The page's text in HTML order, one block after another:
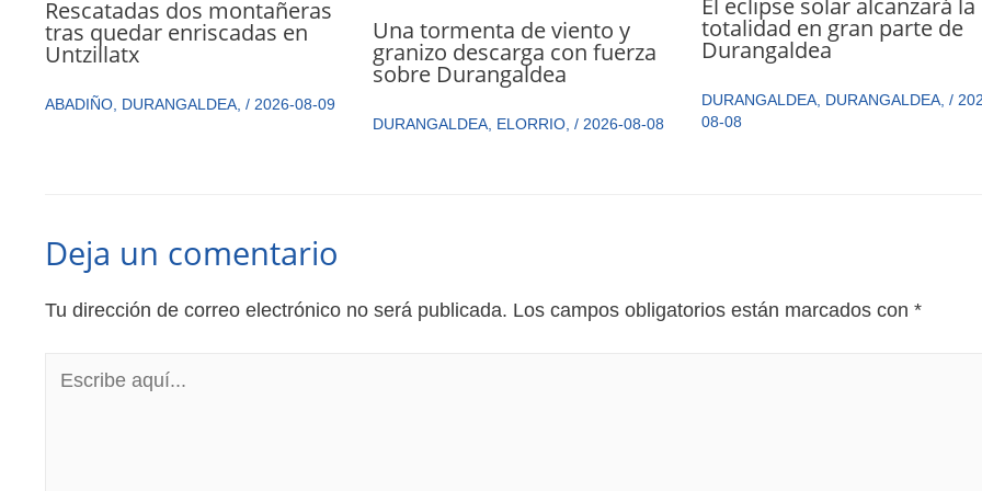
Rescatadas dos montañeras
tras quedar enriscadas en
Untzillatx
ABADIÑO, DURANGALDEA, / 2026-08-09
Una tormenta de viento y
granizo descarga con fuerza
sobre Durangaldea
DURANGALDEA ELORRIO ,/ 2026-08-08
totalidad en gran parte de
Durangaldea
DURANGALDEA, DURANGALDEA, /
08-08
Deja un comentario
Tu dirección de correo electrónico no será publicada. Los campos obligatorios están marcados con *